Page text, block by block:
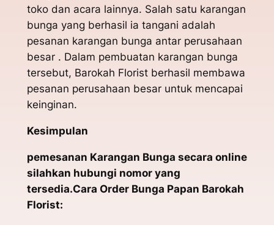
toko dan acara lainnya. Salah satu karangan
bunga yang berhasil ia tangani adalah
pesanan karangan bunga antar perusahaan
besar . Dalam pembuatan karangan bunga
tersebut, Barokah Florist berhasil membawa
pesanan perusahaan besar untuk mencapai
keinginan.
Kesimpulan
pemesanan Karangan Bunga secara online
silahkan hubungi nomor yang
tersedia.Cara Order Bunga Papan Barokah
Florist: